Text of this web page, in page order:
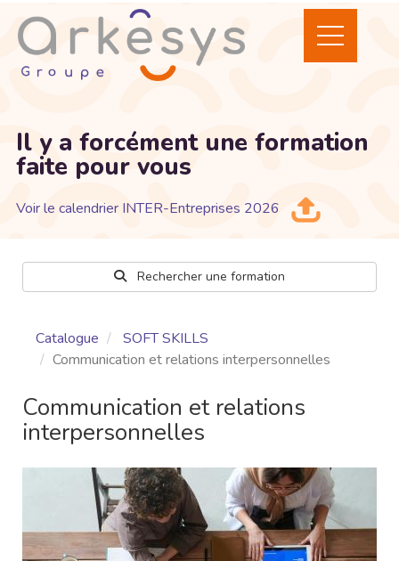
Il y a forcément une formation
faite pour vous
Voir le calendrier INTER-Entreprises 2026
Rechercher une formation
Catalogue
SOFT SKILLS
Communication et relations interpersonnelles
Communication et relations
interpersonnelles